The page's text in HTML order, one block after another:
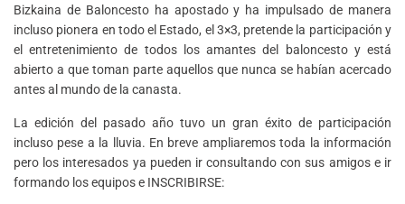
Bizkaina de Baloncesto ha apostado y ha impulsado de manera
incluso pionera en todo el Estado, el 3×3, pretende la participación y
el entretenimiento de todos los amantes del baloncesto y está
abierto a que toman parte aquellos que nunca se habían acercado
antes al mundo de la canasta.
La edición del pasado año tuvo un gran éxito de participación
incluso pese a la lluvia. En breve ampliaremos toda la información
pero los interesados ya pueden ir consultando con sus amigos e ir
formando los equipos e INSCRIBIRSE: